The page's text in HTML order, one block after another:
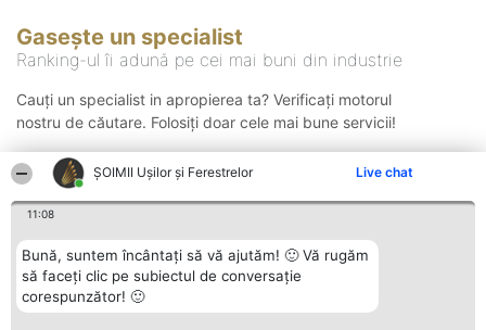
ȘOIMII Ușilor și Ferestrelor Live chat
11:08
Bună, suntem încântați să vă ajutăm! 🙂 Vă rugăm
să faceți clic pe subiectul de conversație
corespunzător! 🙂
Gasește un specialist
Ranking-ul îi adună pe cei mai buni din industrie
Cauți un specialist in apropierea ta? Verificați motorul
nostru de căutare. Folosiți doar cele mai bune servicii!